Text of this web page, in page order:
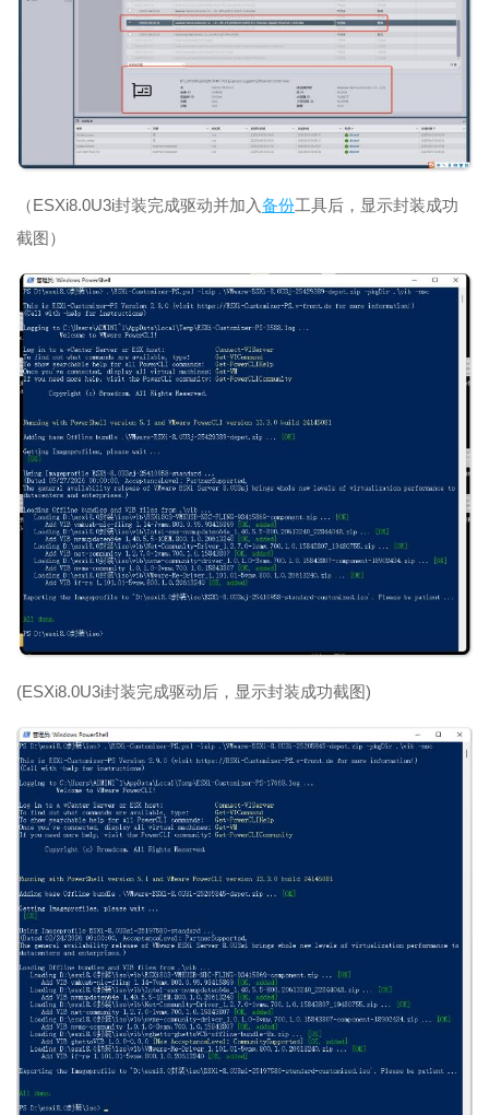
（ESXi8.0U3i封装完成驱动并加入备份工具后，显示封装成功
截图）
(ESXi8.0U3i封装完成驱动后，显示封装成功截图)